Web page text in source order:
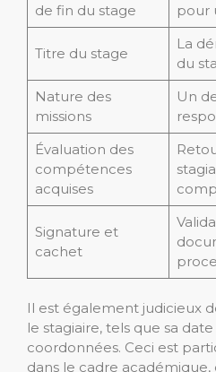
de fin du stage
pour
Titre du stage
La
du
Nature des
missions
Un
Évaluation des
compétences
acquises
Signature et
cachet
Il est également judicieux
le stagiaire, tels que sa
coordonnées. Ceci est
dans le cadre